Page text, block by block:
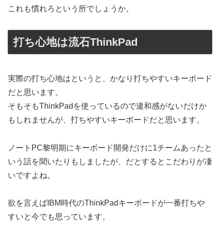
これも慣れろという所でしょうか。
打ち心地は流石ThinkPad
実際の打ち心地はというと、かなり打ちやすいキーボード
だと思います。
そもそもThinkPadを使っているので違和感がないだけか
もしれませんが、打ちやすいキーボードだと思います。
ノートPC黎明期にキーボード開発だけに1チームあったと
いう話を聞いたりもしましたが、だとするとこだわりが凄
いですよね。
欲を言えばIBM時代のThinkPadキーボードが一番打ちや
すいと今でも思っています。